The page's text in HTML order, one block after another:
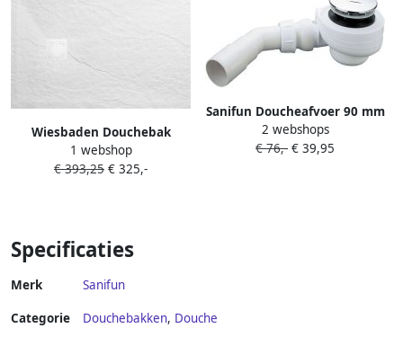
Wiesbaden Douchebak
Stonea Antislip Composiet
80x90x3 cm Inkortbaar Mat
1 webshop
€ 393,25 € 325,-
Sanifun Doucheafvoer 90 mm
chroom– geschikt voor
Stonea douchebakken
2 webshops
€ 76,- € 39,95
Specificaties
Merk Sanifun
Categorie Douchebakken, Douche